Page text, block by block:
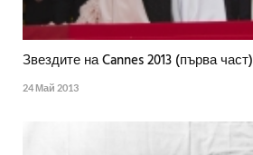
Звездите на Cannes 2013 (първа част)
24 Май 2013